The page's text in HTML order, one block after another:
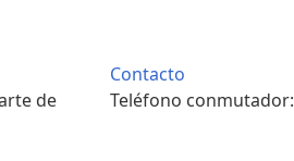
de
Contacto
Teléfono conmutador: